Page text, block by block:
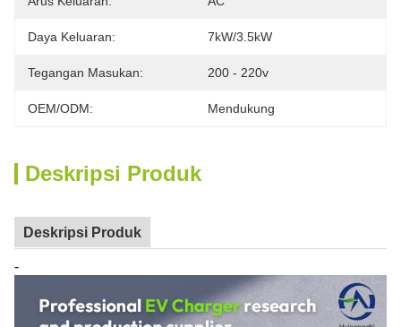
Daya Keluaran: 7kW/3.5kW
Tegangan Masukan: 200 - 220v
OEM/ODM: Mendukung
Deskripsi Produk
Deskripsi Produk
-